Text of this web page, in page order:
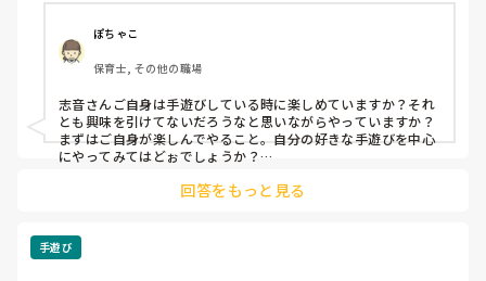
ぽちゃこ
保育士, その他の職場
志音さんご自身は手遊びしている時に楽しめていますか？それ
とも興味を引けてないだろうなと思いながらやっていますか？
まずはご自身が楽しんでやること。自分の好きな手遊びを中心
にやってみてはどぉでしょうか？
抑揚や子どもの反応を見ながらちょっと間を開けたりするのも
回答をもっと見る
手遊び